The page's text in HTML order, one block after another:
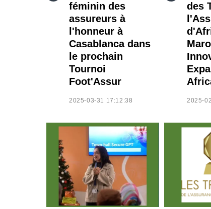
féminin des
assureurs à
l'honneur à
Casablanca dans
le prochain
Tournoi
Foot'Assur
2025-03-31 17:12:38
des
2025-